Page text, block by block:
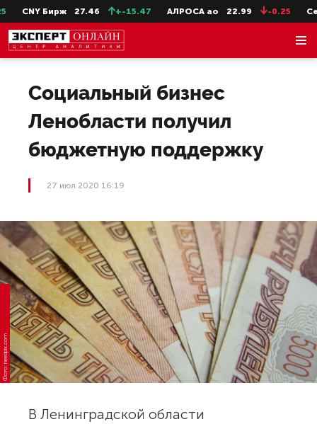
CNY Бирж 27.46 +-15.47 АЛРОСА ао 22.99 -0.25
Социальный бизнес
Ленобласти получил
бюджетную поддержку
27 июл 2020 16:19
Фото: needpix.com
В Ленинградской области